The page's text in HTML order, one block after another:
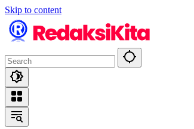
Skip to content